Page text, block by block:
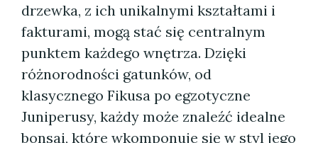
drzewka, z ich unikalnymi kształtami i
fakturami, mogą stać się centralnym
punktem każdego wnętrza. Dzięki
różnorodności gatunków, od
klasycznego Fikusa po egzotyczne
Juniperusy, każdy może znaleźć idealne
bonsai, które wkomponuje się w styl jego